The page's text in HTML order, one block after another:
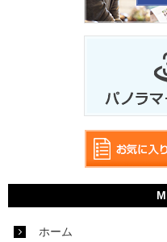
ホーム